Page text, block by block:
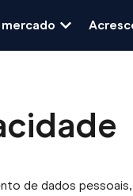
de dados pessoais,